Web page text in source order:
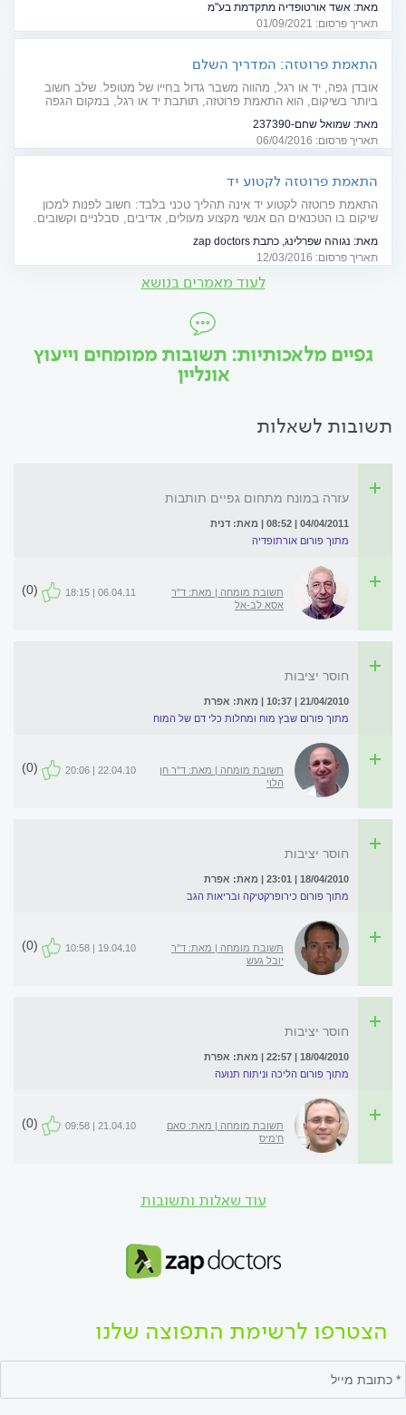
לרמת תפקוד כמעט מלאה
מאת: אשד אורטופדיה מתקדמת בע"מ
תאריך פרסום: 01/09/2021
התאמת פרוטזה: המדריך השלם
אובדן גפה, יד או רגל, מהווה משבר גדול בחייו של מטופל. שלב חשוב
ביותר בשיקום, הוא התאמת פרוטזה, תותבת יד או רגל, במקום הגפה
מאת: שמואל שחם-237390
תאריך פרסום: 06/04/2016
התאמת פרוטזה לקטוע יד
התאמת פרוטזה לקטוע יד אינה תהליך טכני בלבד: חשוב לפנות למכון
שיקום בו הטכנאים הם אנשי מקצוע מעולים, אדיבים, סבלניים וקשובים.
מאת: נגוהה שפרלינג, כתבת zap doctors
תאריך פרסום: 12/03/2016
לעוד מאמרים בנושא
גפיים מלאכותיות: תשובות ממומחים וייעוץ
אונליין
תשובות לשאלות
עזרה במונח מתחום גפיים תותבות
04/04/2011 | 08:52 | מאת: דנית
מתוך פורום אורתופדיה
תשובת מומחה | מאת: ד"ר
אסא לב-אל
06.04.11 | 18:15
(0)
חוסר יציבות
21/04/2010 | 10:37 | מאת: אפרת
מתוך פורום שבץ מוח ומחלות כלי דם של המוח
תשובת מומחה | מאת: ד"ר חן
הלוי
22.04.10 | 20:06
(0)
חוסר יציבות
18/04/2010 | 23:01 | מאת: אפרת
מתוך פורום כירופרקטיקה ובריאות הגב
תשובת מומחה | מאת: ד"ר
יובל געש
19.04.10 | 10:58
(0)
חוסר יציבות
18/04/2010 | 22:57 | מאת: אפרת
מתוך פורום הליכה וניתוח תנועה
תשובת מומחה | מאת: סאם
ח'מיס
21.04.10 | 09:58
(0)
עוד שאלות ותשובות
הצטרפו לרשימת התפוצה שלנו